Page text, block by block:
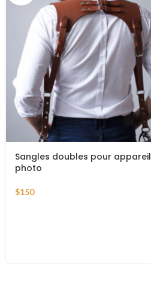
Sangles doubles pour appareil
photo
$150